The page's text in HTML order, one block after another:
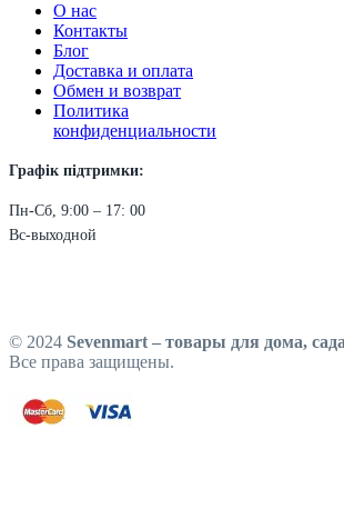
О нас
Контакты
Блог
Доставка и оплата
Обмен и возврат
Политика
конфиденциальности
Графік підтримки:
Пн-Сб, 9:00 – 17: 00
Вс-выходной
© 2024 Sevenmart – товары для дома,
Все права защищены.